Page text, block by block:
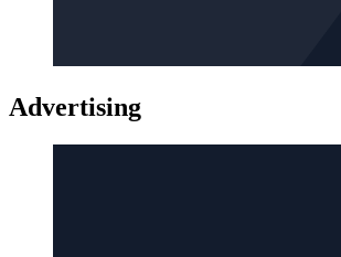
Advertising